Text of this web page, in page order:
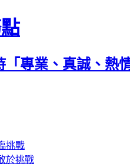
專業、真誠、熱
挑戰
於挑戰